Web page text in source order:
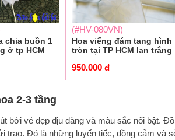
chia buồn 1
ở tp HCM
(#HV-080VN)
Hoa viếng đám tang hình
tròn tại TP HCM lan trắng
950.000 đ
2-3 tầng
bởi vẻ đẹp dịu dàng và màu sắc nổi bật.
trao. Đó là những luyến tiếc, đồng cảm và